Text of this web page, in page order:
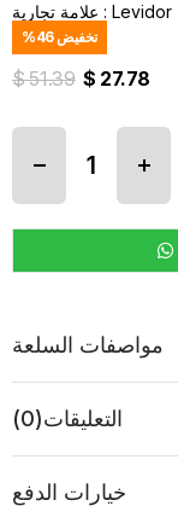
علامة تجارية : Levidor
%46تخفيض
$ 51.39 $ 27.78
مواصفات السلعة
التعليقات(0)
خيارات الدفع